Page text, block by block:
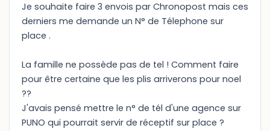
Je souhaite faire 3 envois par Chronopost mais ces
derniers me demande un N° de Télephone sur
place .
La famille ne possède pas de tel ! Comment faire
pour être certaine que les plis arriverons pour noel
??
J'avais pensé mettre le n° de tél d'une agence sur
PUNO qui pourrait servir de réceptif sur place ?